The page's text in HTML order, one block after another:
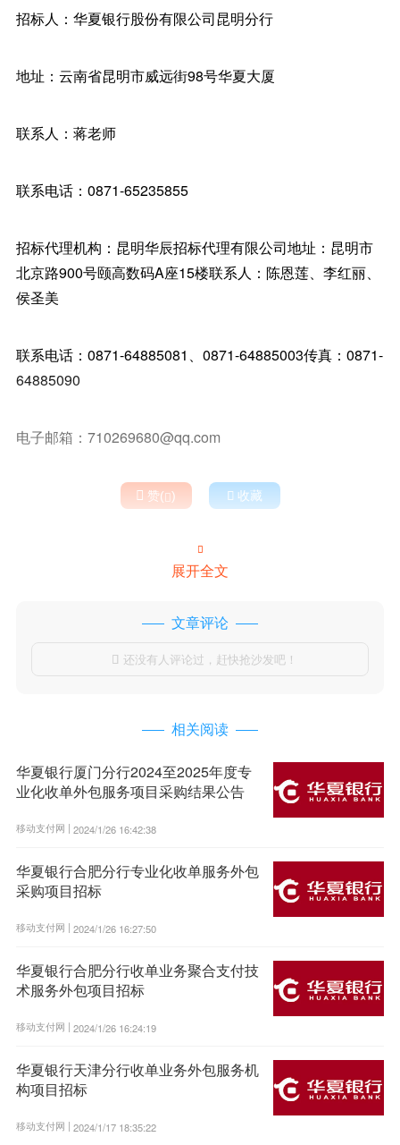
招标人：华夏银行股份有限公司昆明分行
地址：云南省昆明市威远街98号华夏大厦
联系人：蒋老师
联系电话：0871-65235855
招标代理机构：昆明华辰招标代理有限公司地址：昆明市
北京路900号颐高数码A座15楼联系人：陈恩莲、李红丽、
侯圣美
联系电话：0871-64885081、0871-64885003传真：0871-
64885090
电子邮箱：710269680@qq.com
 赞()  收藏

展开全文
文章评论
 还没有人评论过，赶快抢沙发吧！
相关阅读
华夏银行厦门分行2024至2025年度专
业化收单外包服务项目采购结果公告
移动支付网 | 2024/1/26 16:42:38
华夏银行合肥分行专业化收单服务外包
采购项目招标
移动支付网 | 2024/1/26 16:27:50
华夏银行合肥分行收单业务聚合支付技
术服务外包项目招标
移动支付网 | 2024/1/26 16:24:19
华夏银行天津分行收单业务外包服务机
构项目招标
移动支付网 | 2024/1/17 18:35:22